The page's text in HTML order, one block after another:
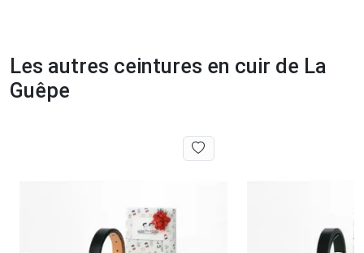
Les autres ceintures en cuir de La
Guêpe